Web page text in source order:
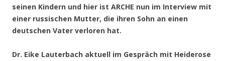
seinen Kindern und hier ist ARCHE nun im Interview mit
einer russischen Mutter, die ihren Sohn an einen
deutschen Vater verloren hat.
Dr. Eike Lauterbach aktuell im Gespräch mit Heiderose